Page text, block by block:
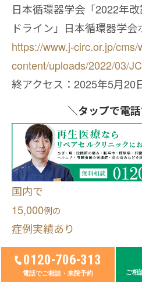
0120-706-313
電話でご相談・来院予約 ご相
日本循環器学会「2022年
ドライン」日本循環器学会
https://www.j-circ.or.jp/cms/
content/uploads/2022/03/
終アクセス：2025年5月20日
＼タップで電
国内で
15,000例の
症例実績あり
お問い合わ